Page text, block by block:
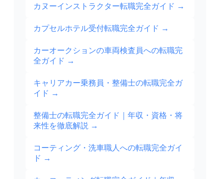
カヌーインストラクター転職完全ガイド →
カプセルホテル受付転職完全ガイド →
カーオークションの車両検査員への転職完
全ガイド →
キャリアカー乗務員・整備士の転職完全ガ
イド →
整備士の転職完全ガイド｜年収・資格・将
来性を徹底解説 →
コーティング・洗車職人への転職完全ガイ
ド →